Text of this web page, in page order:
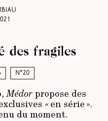
N°20
des fragiles
Médorpropose des
« en série ».
du moment.